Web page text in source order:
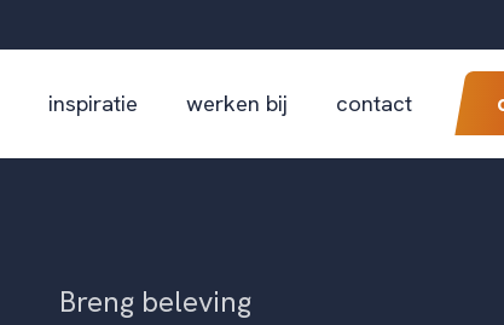
inspiratie werken bij contact
Breng beleving